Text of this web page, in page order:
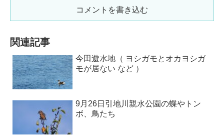
コメントを書き込む
関連記事
今田遊水地（ ヨシガモとオカヨシガ
モが居ない など ）
9月26日引地川親水公園の蝶やトン
ボ、鳥たち